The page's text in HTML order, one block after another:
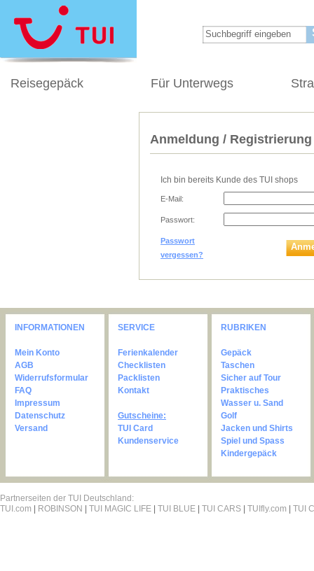
Reisegepäck Für Unterwegs
Anmeldung / Registrierung
Ich bin bereits Kunde des TUI shops
E-Mail:
Passwort:
Passwort
vergessen?
INFORMATIONEN
Mein Konto
AGB
Widerrufsformular
FAQ
Impressum
Datenschutz
Versand
SERVICE
Ferienkalender
Checklisten
Packlisten
Kontakt
Gutscheine:
TUI Card
Kundenservice
RUBRIKEN
Gepäck
Taschen
Sicher auf Tour
Praktisches
Wasser u. Sand
Golf
Jacken und Shirts
Spiel und Spass
Kindergepäck
Partnerseiten der TUI Deutschland:
TUI.com
ROBINSON TUI MAGIC LIFE TUI BLUE TUI CARS TUIfly.com TUI